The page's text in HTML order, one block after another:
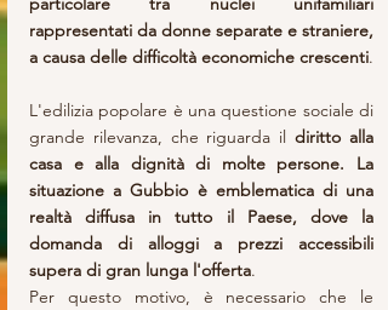
rappresentati da donne separate e straniere,
a causa delle difficoltà economiche crescenti.
L'edilizia popolare è una questione sociale di
grande rilevanza, che riguarda il diritto alla
casa e alla dignità di molte persone. La
situazione a Gubbio è emblematica di una
realtà diffusa in tutto il Paese, dove la
domanda di alloggi a prezzi accessibili
supera di gran lunga l'offerta.
Per questo motivo, è necessario che le